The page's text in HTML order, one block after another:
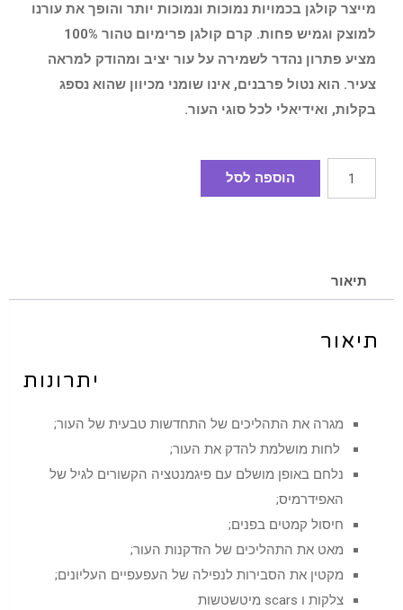
מייצר קולגן בכמויות נמוכות ונמוכות יותר והופך את עורנו
מציע פתרון נהדר לשמירה על עור יציב ומהודק למראה
צעיר. הוא נטול פרבנים, אינו שומני מכיוון שהוא נספג
בקלות, ואידיאלי לכל סוגי העור.
הוספה לסל
תיאור
תיאור
יתרונות
מגרה את התהליכים של התחדשות טבעית של העור;
לחות מושלמת להדק את העור;
נלחם באופן מושלם עם פיגמנטציה הקשורים לגיל של
האפידרמיס;
חיסול קמטים בפנים;
מאט את התהליכים של הזדקנות העור;
מקטין את הסבירות לנפילה של העפעפיים העליונים;
צלקות ו scars מיטשטשות